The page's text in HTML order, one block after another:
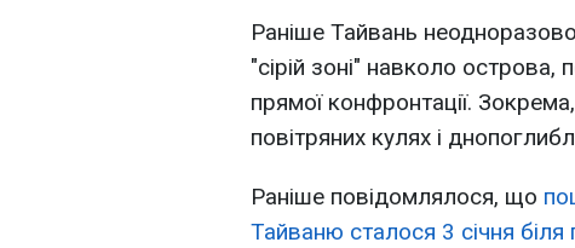
Раніше Тайвань
"сірій зоні" навколо
прямої конфронтації.
повітряних кулях і
Раніше повідомлялося, що
Тайваню сталося 3 січня біля